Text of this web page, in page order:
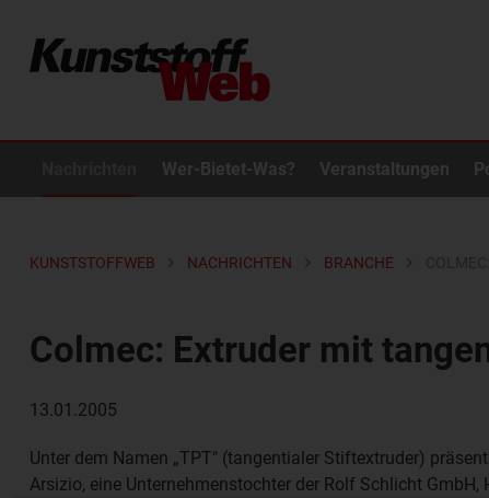
Wer-Bietet-Was? Veranstaltungen
KUNSTSTOFFWEB NACHRICHTEN BRANCHE
Colmec: Extruder mit
13.01.2005
Unter dem Namen „TPT" (tangentialer Stiftextruder)
Arsizio, eine Unternehmenstochter der Rolf Schlicht